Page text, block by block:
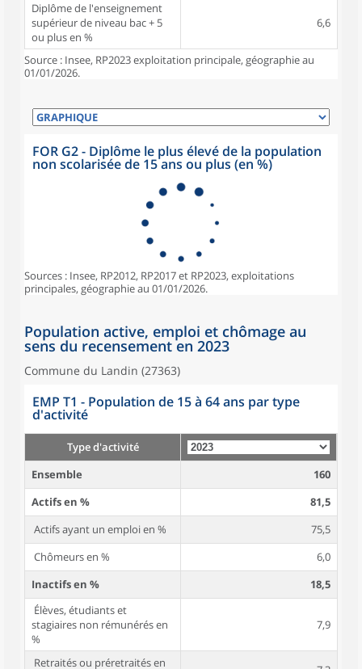
Diplôme de l'enseignement
supérieur de niveau bac + 5
ou plus en %
6,6
Source : Insee, RP2023 exploitation principale, géographie au
01/01/2026.
FOR G2 - Diplôme le plus élevé de la population
non scolarisée de 15 ans ou plus (en %)
Sources : Insee, RP2012, RP2017 et RP2023, exploitations
principales, géographie au 01/01/2026.
Population active, emploi et chômage au
sens du recensement en 2023
Commune du Landin (27363)
EMP T1 - Population de 15 à 64 ans par type
d'activité
Type d'activité
Ensemble
160
Actifs en %
81,5
Actifs ayant un emploi en %
75,5
Chômeurs en %
6,0
Inactifs en %
18,5
Élèves, étudiants et
stagiaires non rémunérés en
%
7,9
Retraités ou préretraités en